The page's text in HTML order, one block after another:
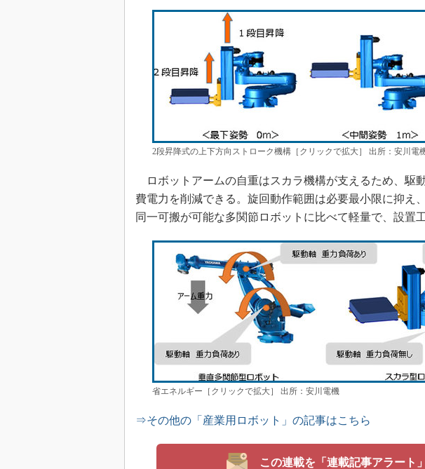
2段昇降式の上下方向ストローク機構［クリックで拡大］ 出所：安川電
ロボットアームの自重はスカラ機構が支えるため、駆
費電力を削減できる。旋回動作範囲は必要最小限に抑え
同一可搬が可能な多関節ロボットに比べて軽量で、設置
省エネルギー［クリックで拡大］ 出所：安川電機
⇒その他の「産業用ロボット」の記事はこちら
この連載を「連載記事アラート